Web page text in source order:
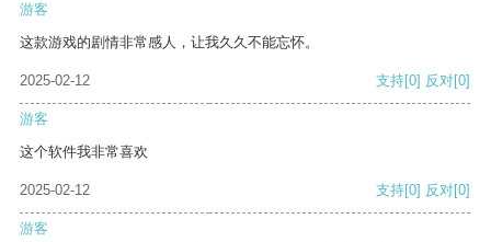
游客
这款游戏的剧情非常感人，让我久久不能忘怀。
2025-02-12 支持[0] 反对[0]
游客
这个软件我非常喜欢
2025-02-12 支持[0] 反对[0]
游客